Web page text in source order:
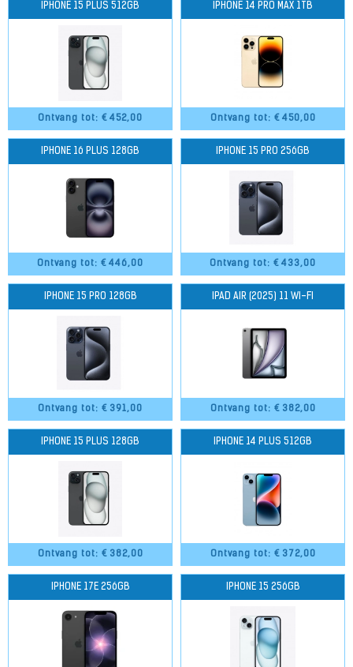
Ontvang tot: € 452,00
IPHONE 15 PLUS 512GB
Ontvang tot: € 450,00
IPHONE 14 PRO MAX 1TB
Ontvang tot: € 446,00
IPHONE 16 PLUS 128GB
Ontvang tot: € 433,00
IPHONE 15 PRO 256GB
Ontvang tot: € 391,00
IPHONE 15 PRO 128GB
Ontvang tot: € 382,00
IPAD AIR (2025) 11 WI-FI
Ontvang tot: € 382,00
IPHONE 15 PLUS 128GB
Ontvang tot: € 372,00
IPHONE 14 PLUS 512GB
IPHONE 17E 256GB IPHONE 15 256GB